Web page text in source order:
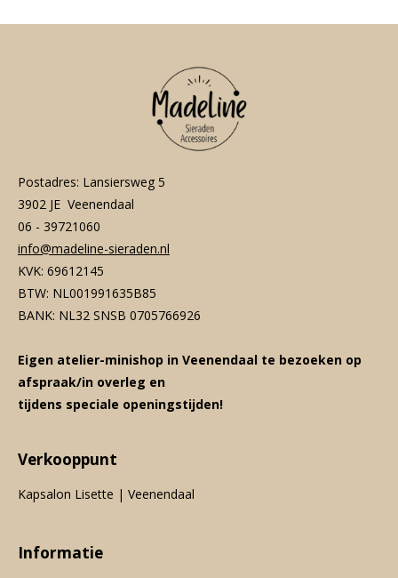
Postadres: Lansiersweg 5
3902 JE Veenendaal
06 - 39721060
info@madeline-sieraden.nl
KVK: 69612145
BTW: NL001991635B85
BANK: NL32 SNSB 0705766926
Eigen atelier-minishop in Veenendaal te bezoeken op
afspraak/in overleg en
tijdens speciale openingstijden!
Verkooppunt
Kapsalon Lisette | Veenendaal
Informatie